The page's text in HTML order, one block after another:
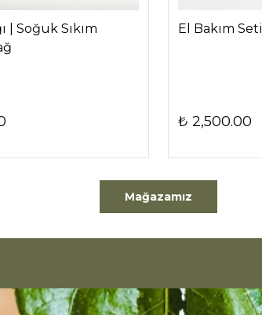
| Soğuk Sıkım
El Bakım Seti
₺ 2,500.00
Mağazamız